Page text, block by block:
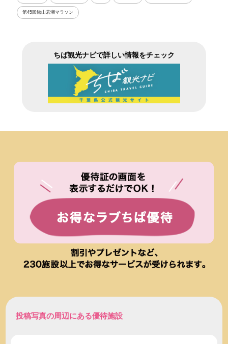
第45回館山若潮マラソン
ちば観光ナビで詳しい情報をチェック
投稿写真の周辺にある優待施設